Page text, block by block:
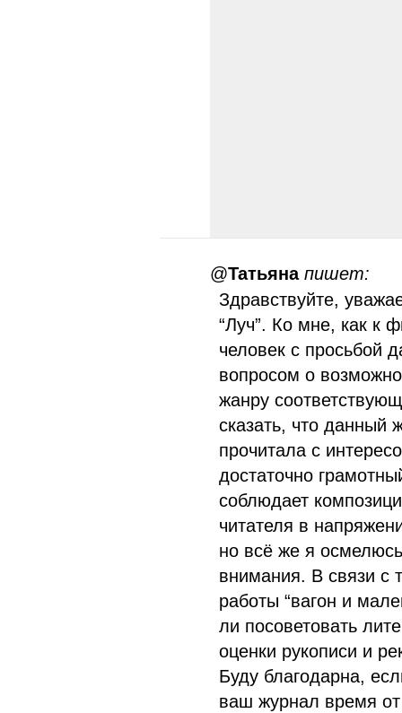
@Татьяна пишет:
Здравствуйте,
“Луч”. Ко мне, как к
человек с просьбой
вопросом о
жанру
сказать, что данный
прочитала с
достаточно
соблюдает
читателя в
но всё же я
внимания. В связи с
работы “вагон и
ли посоветовать
оценки рукописи и
Буду благодарна,
ваш журнал время